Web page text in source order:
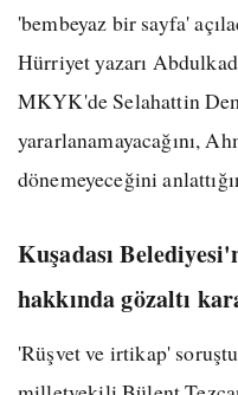
'bembeyaz bir sayfa'
Hürriyet yazarı
MKYK'de Selahattin
yararlanamayacağını,
dönemeyeceğini
Kuşadası
hakkında gözaltı
'Rüşvet ve irtikap'